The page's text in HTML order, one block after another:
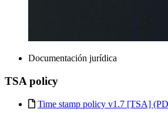
Documentación jurídica
TSA policy
Time stamp policy v1.7 [TSA]